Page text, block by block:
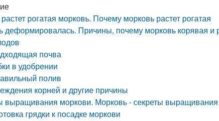
рогатая морковь. Почему морковь растет рогатая
деформировалась. Причины, почему морковь корявая
почва
в удобрении
полив
корней и другие причины
выращивания моркови. Морковь - секреты выращивания
грядки к посадке моркови